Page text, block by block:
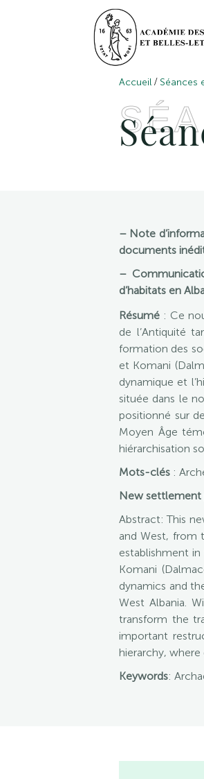
Accueil / Séances
– Note
documents
–
d’habitats en
Résumé : Ce
de l’Antiquité
formation des
et Komani
dynamique et
située dans le
positionné sur
Moyen Âge
hiérarchisation
Mots-clés :
New settlement
Abstract: This
and West, from
establishment
Komani
dynamics and
West Albania.
transform the
important
hierarchy,
Keywords: